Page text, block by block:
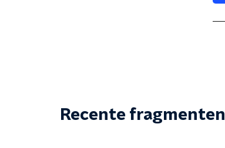
Recente fragmenten